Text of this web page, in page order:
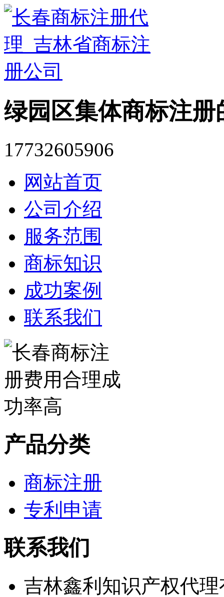
绿园区集体商标注
17732605906
网站首页
公司介绍
服务范围
商标知识
成功案例
联系我们
产品分类
商标注册
专利申请
联系我们
吉林鑫利知识产权代